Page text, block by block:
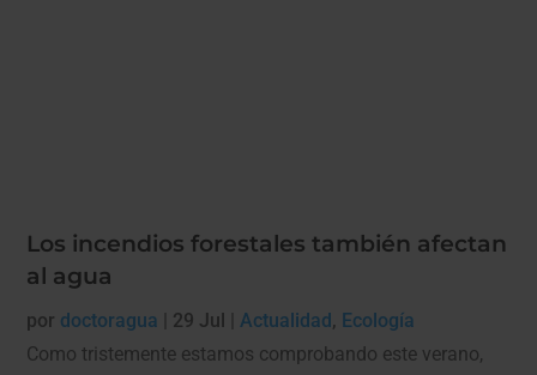
Los incendios forestales también afectan
al agua
por doctoragua 29 Jul |Actualidad , Ecología
Como tristemente estamos comprobando este verano,